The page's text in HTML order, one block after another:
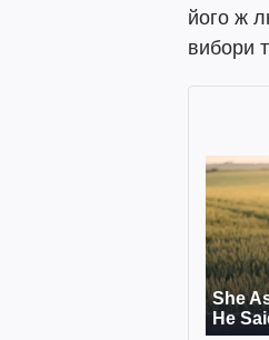
його ж
вибори